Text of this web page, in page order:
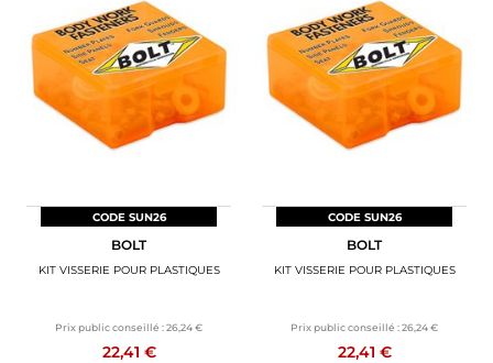
CODE SUN26
BOLT
KIT VISSERIE POUR PLASTIQUES
Prix public conseillé :26,24 €
22,41 €
CODE SUN26
BOLT
KIT VISSERIE POUR PLASTIQUES
Prix public conseillé :26,24 €
22,41 €